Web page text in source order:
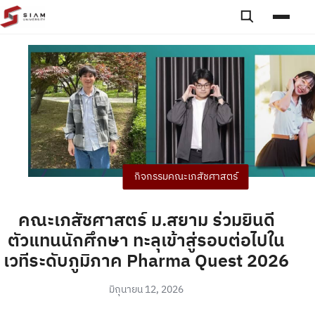
Skip to content
Toggle
กิจกรรมคณะเภสัชศาสตร์
คณะเภสัชศาสตร์ ม.สยาม ร่วมยินดี
ตัวแทนนักศึกษา ทะลุเข้าสู่รอบต่อไปใน
เวทีระดับภูมิภาค Pharma Quest 2026
มิถุนายน 12, 2026